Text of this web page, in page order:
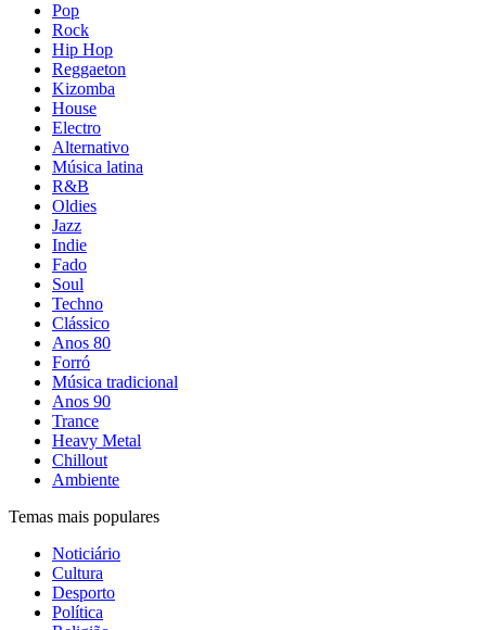
Pop
Rock
Hip Hop
Reggaeton
Kizomba
House
Electro
Alternativo
Música latina
R&B
Oldies
Jazz
Indie
Fado
Soul
Techno
Clássico
Anos 80
Forró
Música tradicional
Anos 90
Trance
Heavy Metal
Chillout
Ambiente
Temas mais populares
Noticiário
Cultura
Desporto
Política